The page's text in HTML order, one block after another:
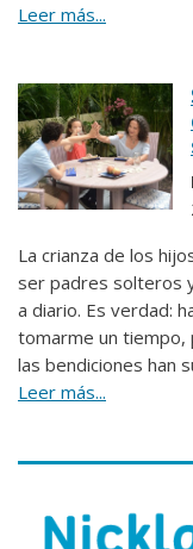
Leer más...
La crianza de los
ser padres solteros
a diario. Es verdad:
tomarme un tiempo,
las bendiciones han
Leer más...